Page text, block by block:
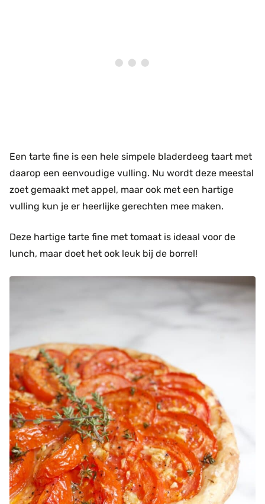
Een tarte fine is een hele simpele bladerdeeg taart met
daarop een eenvoudige vulling. Nu wordt deze meestal
zoet gemaakt met appel, maar ook met een hartige
vulling kun je er heerlijke gerechten mee maken.
Deze hartige tarte fine met tomaat is ideaal voor de
lunch, maar doet het ook leuk bij de borrel!